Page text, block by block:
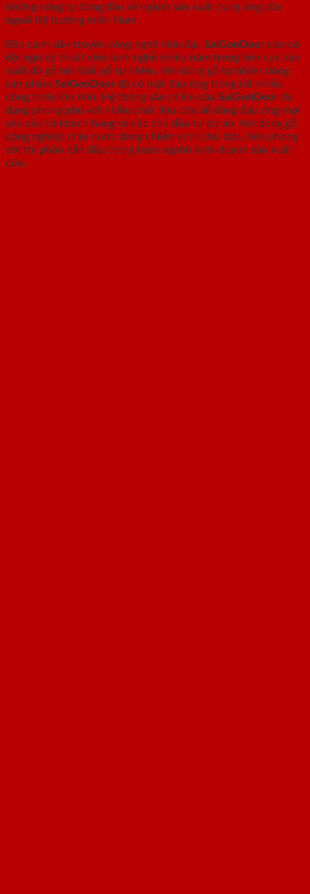
những công ty đứng đầu về ngành sản xuất cung ứng cửa
ngoài thị trường miền Nam.
Bên cạnh dây truyền công nghệ hiện đại, SaiGonDoor còn có
đội ngũ kỹ thuật viên lành nghề nhiều năm trong lĩnh vực sản
xuất đồ gỗ nội thất gỗ tự nhiên. Với dòng gỗ tự nhiên dòng
sản phẩm SaiGonDoor đã có mặt đáp ứng trong rất nhiều
công trình lớn nhỏ. Hệ thống sản phẩm của SaiGonDoor đa
dạng phong phú với nhiều chất liệu cửa dễ dàng đáp ứng mọi
yêu cầu từ khách hàng và các chủ đầu tư dự án. Với dòng gỗ
công nghiệp chịu nước đang chiếm vị trí chủ đạo, tiên phong
với thị phần dẫn đầu trong toàn ngành kinh doanh sản xuất
cửa.